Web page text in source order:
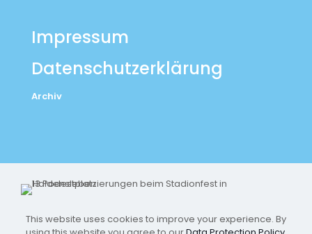
Impressum
Datenschutzerklärung
Archiv
This website uses cookies to improve your experience. By